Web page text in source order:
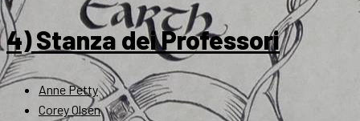
4) Stanza dei Professori
Anne Petty
Corey Olsen